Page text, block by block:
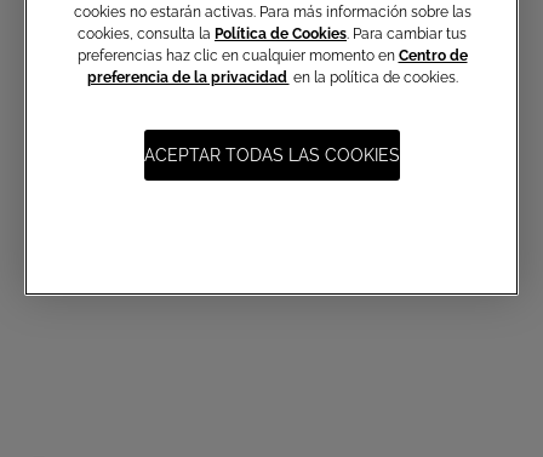
Suscripción a las comunicaciones
cookies no estarán activas. Para más información sobre las
cookies, consulta la Política de Cookies . Para cambiar tus
preferencias haz clic en cualquier momento en Centro de
preferencia de la privacidad en la política de cookies.
ACEPTAR TODAS LAS COOKIES